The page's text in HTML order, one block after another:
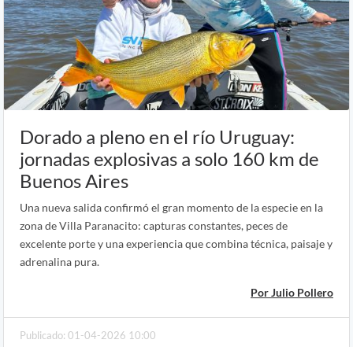
Dorado a pleno en el río Uruguay:
jornadas explosivas a solo 160 km de
Buenos Aires
Una nueva salida confirmó el gran momento de la especie en la
zona de Villa Paranacito: capturas constantes, peces de
excelente porte y una experiencia que combina técnica, paisaje y
adrenalina pura.
Por Julio Pollero
Publicado: 01-04-2026 10:00